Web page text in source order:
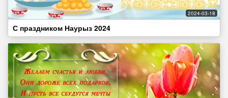
2024-03-18
С праздником Наурыз 2024